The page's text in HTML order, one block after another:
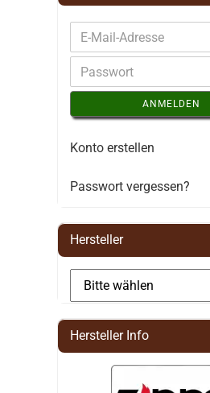
ANMELDEN
Konto erstellen
Passwort vergessen?
Hersteller
Hersteller Info